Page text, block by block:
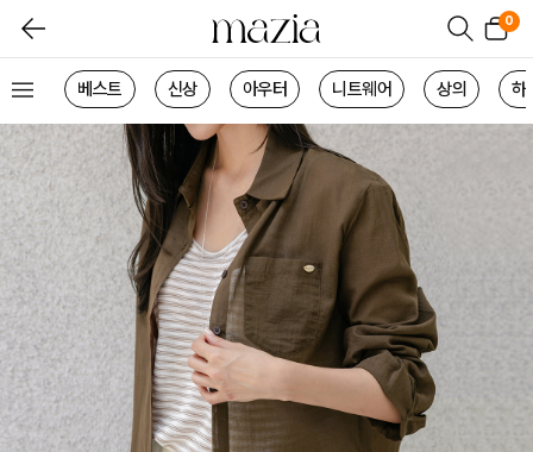
0
베스트 신상 아우터 니트웨어 상의 하